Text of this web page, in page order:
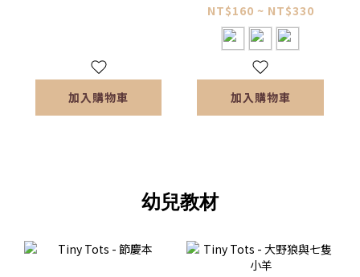
加入購物車
NT$160 ~ NT$330
加入購物車
幼兒教材